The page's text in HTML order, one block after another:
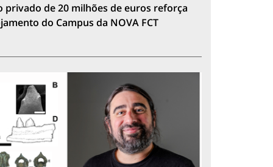
privado de 20 milhões de euros reforça
do Campus da NOVA FCT